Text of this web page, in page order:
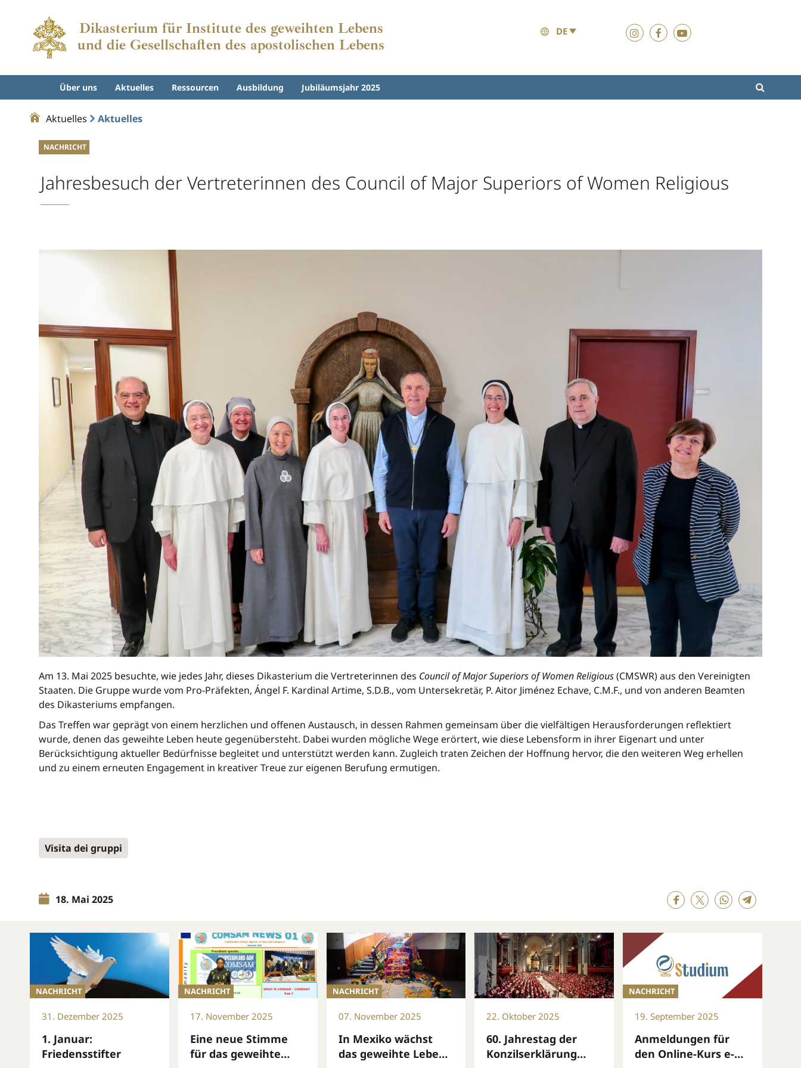
Dikasterium für Institute des geweihten Lebens
und die Gesellschaften des apostolischen Lebens
DE
Über uns Aktuelles Ressourcen Ausbildung Jubiläumsjahr 2025
Aktuelles Aktuelles
NACHRICHT
Jahresbesuch der Vertreterinnen des Council of Major Superiors of Women Religious
Am 13. Mai 2025 besuchte, wie jedes Jahr, dieses Dikasterium die Vertreterinnen des Council of Major Superiors of Women Religious(CMSWR) aus den Vereinigten
Staaten. Die Gruppe wurde vom Pro-Präfekten, Ángel F. Kardinal Artime, S.D.B., vom Untersekretär, P. Aitor Jiménez Echave, C.M.F., und von anderen Beamten
des Dikasteriums empfangen.
Das Treffen war geprägt von einem herzlichen und offenen Austausch, in dessen Rahmen gemeinsam über die vielfältigen Herausforderungen reflektiert
wurde, denen das geweihte Leben heute gegenübersteht. Dabei wurden mögliche Wege erörtert, wie diese Lebensform in ihrer Eigenart und unter
Berücksichtigung aktueller Bedürfnisse begleitet und unterstützt werden kann. Zugleich traten Zeichen der Hoffnung hervor, die den weiteren Weg erhellen
und zu einem erneuten Engagement in kreativer Treue zur eigenen Berufung ermutigen.
Visita dei gruppi
18. Mai 2025
NACHRICHT
31. Dezember 2025
1. Januar:
Friedensstifter
NACHRICHT
17. November 2025
Eine neue Stimme
für das geweihte
NACHRICHT
07. November 2025
In Mexiko wächst
das geweihte Leben
22. Oktober 2025
60. Jahrestag der
Konzilserklärung
NACHRICHT
19. September 2025
Anmeldungen für
den Online-Kurs e-